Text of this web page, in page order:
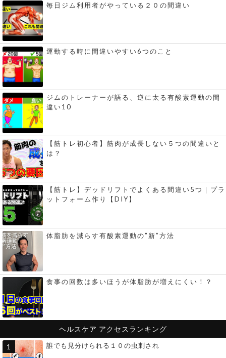
毎日ジム利用者がやっている２０の間違い
運動する時に間違いやすい6つのこと
ジムのトレーナーが語る、逆に太る有酸素運動の間
違い10
【筋トレ初心者】筋肉が成長しない５つの間違いと
は？
【筋トレ】デッドリフトでよくある間違い5つ｜プラ
ットフォーム作り【DIY】
体脂肪を減らす有酸素運動の”新”方法
食事の回数は多いほうが体脂肪が増えにくい！？
ヘルスケア アクセスランキング
誰でも見分けられる１０の虫刺され